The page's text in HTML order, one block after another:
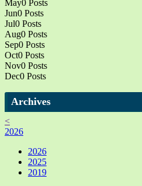
May0 Posts
Jun0 Posts
Jul0 Posts
Aug0 Posts
Sep0 Posts
Oct0 Posts
Nov0 Posts
Dec0 Posts
Archives
<
2026
2026
2025
2019